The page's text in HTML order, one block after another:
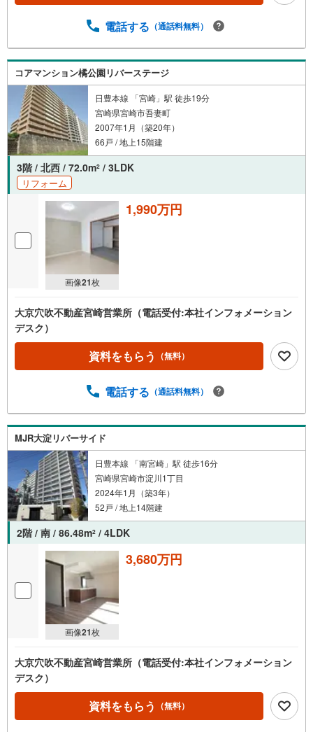
電話する （通話料無料）
コアマンション橘公園リバーステージ
日豊本線 「宮崎」駅 徒歩19分
宮崎県宮崎市吾妻町
2007年1月（築20年）
66戸 / 地上15階建
3階 / 北西 / 72.0m2 / 3LDK
リフォーム
画像21枚
1,990万円
大京穴吹不動産宮崎営業所（電話受付:本社インフォメーション
デスク）
資料をもらう （無料）
電話する （通話料無料）
MJR大淀リバーサイド
日豊本線 「南宮崎」駅 徒歩16分
宮崎県宮崎市淀川1丁目
2024年1月（築3年）
52戸 / 地上14階建
2階 / 南 / 86.48m2 / 4LDK
画像21枚
3,680万円
大京穴吹不動産宮崎営業所（電話受付:本社インフォメーション
デスク）
資料をもらう （無料）